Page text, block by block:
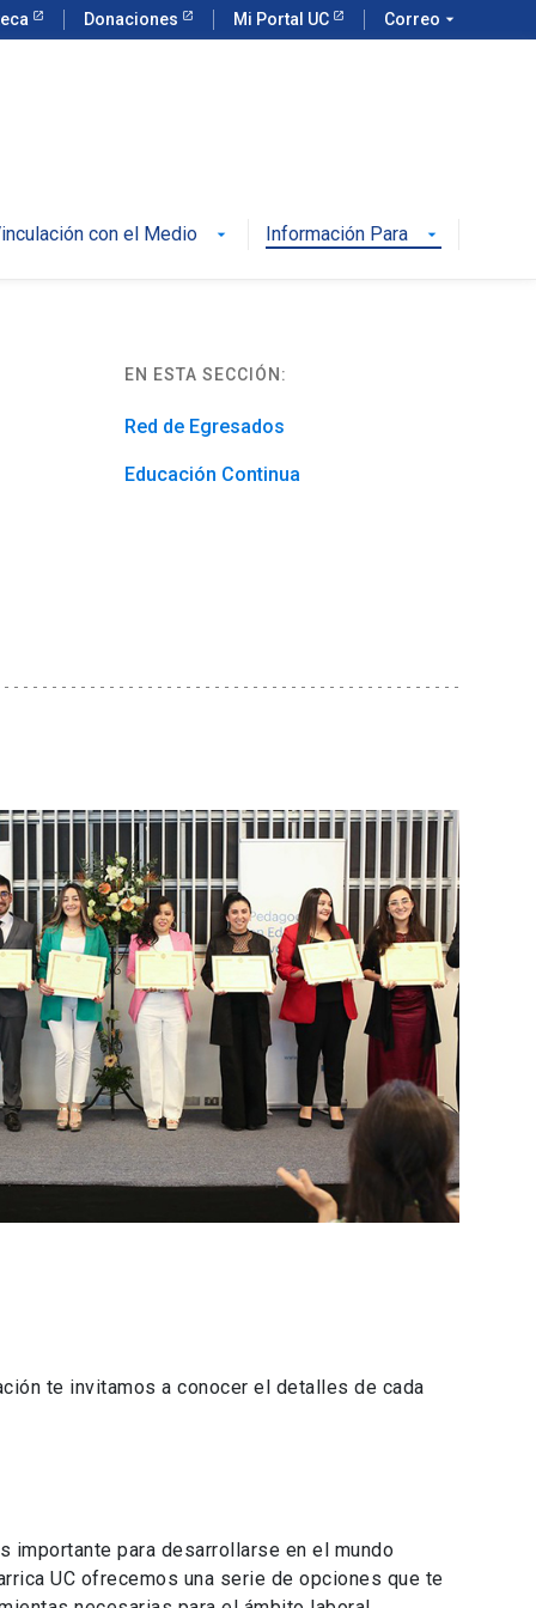
Donaciones Mi Portal UC Correo arrow_drop_down
con el Medio arrow_drop_down Información Para arrow_drop_down
EN ESTA SECCIÓN:
Red de Egresados
Educación Continua
te invitamos a conocer el detalles de cada
importante para desarrollarse en el mundo
UC ofrecemos una serie de opciones que te